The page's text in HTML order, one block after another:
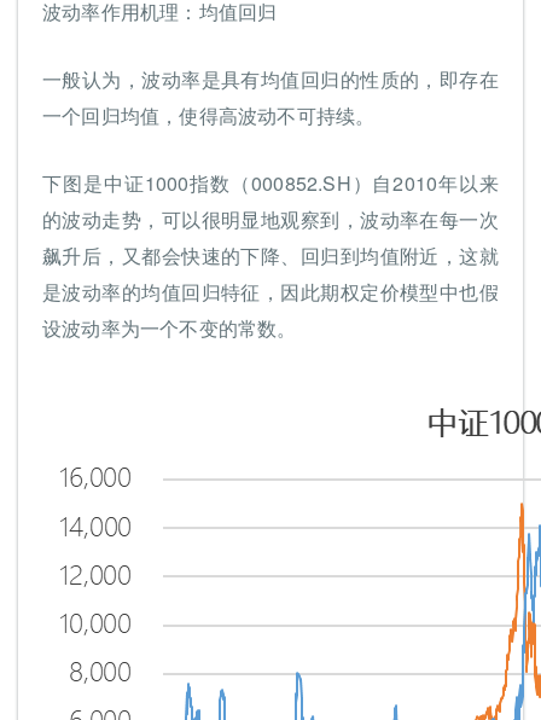
波动率作用机理：均值回归
一般认为，波动率是具有均值回归的性质的，即存在
一个回归均值，使得高波动不可持续。
下图是中证1000指数（000852.SH）自2010年以来
的波动走势，可以很明显地观察到，波动率在每一次
飙升后，又都会快速的下降、回归到均值附近，这就
是波动率的均值回归特征，因此期权定价模型中也假
设波动率为一个不变的常数。